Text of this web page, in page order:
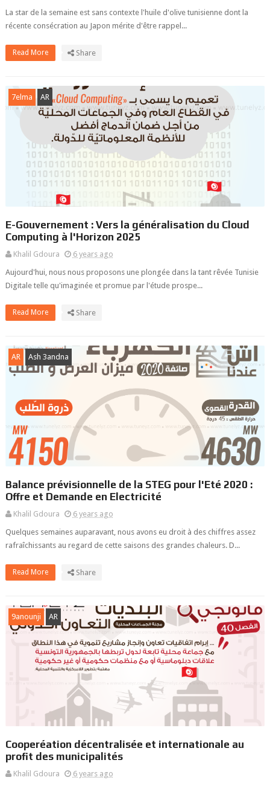
La star de la semaine est sans contexte l'huile d'olive tunisienne dont la
récente consécration au Japon mérite d'être rappel...
Read More Share
7elma AR
E-Gouvernement : Vers la généralisation du Cloud
Computing à l'Horizon 2025
Khalil Gdoura
6 years ago
Aujourd'hui, nous nous proposons une plongée dans la tant rêvée Tunisie
Digitale telle qu'imaginée et promue par l'étude prospe...
Read More Share
AR Ash 3andna
Balance prévisionnelle de la STEG pour l'Eté 2020 :
Offre et Demande en Electricité
Khalil Gdoura
6 years ago
Quelques semaines auparavant, nous avons eu droit à des chiffres assez
rafraîchissants au regard de cette saisons des grandes chaleurs. D...
Read More Share
9anounji AR
Cooperéation décentralisée et internationale au
profit des municipalités
Khalil Gdoura
6 years ago